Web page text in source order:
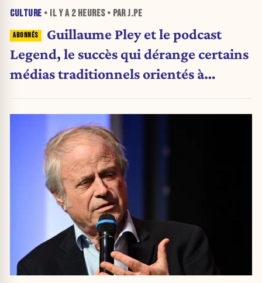
CULTURE • IL Y A 2 HEURES• PAR J.PE
Guillaume Pley et le podcast
Legend, le succès qui dérange certains
médias traditionnels orientés à